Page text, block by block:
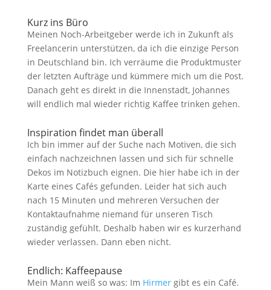
Kurz ins Büro
Meinen Noch-Arbeitgeber werde ich in Zukunft als
Freelancerin unterstützen, da ich die einzige Person
in Deutschland bin. Ich verräume die Produktmuster
der letzten Aufträge und kümmere mich um die Post.
Danach geht es direkt in die Innenstadt, Johannes
will endlich mal wieder richtig Kaffee trinken gehen.
Inspiration findet man überall
Ich bin immer auf der Suche nach Motiven, die sich
einfach nachzeichnen lassen und sich für schnelle
Dekos im Notizbuch eignen. Die hier habe ich in der
Karte eines Cafés gefunden. Leider hat sich auch
nach 15 Minuten und mehreren Versuchen der
Kontaktaufnahme niemand für unseren Tisch
zuständig gefühlt. Deshalb haben wir es kurzerhand
wieder verlassen. Dann eben nicht.
Endlich: Kaffeepause
Mein Mann weiß so was: Im Hirmergibt es ein Café.